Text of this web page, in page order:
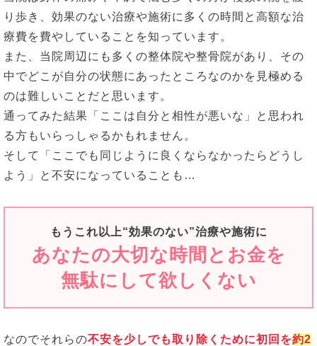
り歩き、効果のない治療や施術に多くの時間と高額な治
療費を費やしていることを知っています。
また、当院周辺にも多くの整体院や整骨院があり、その
中でどこが自分の状態にあったところなのかを見極める
のは難しいことだと思います。
通ってみた結果「ここは自分と相性が悪いな」と思われ
る方もいらっしゃるかもれません。
そして「ここでも同じように良くならなかったらどうし
よう」と不安になっていることも…
もうこれ以上“効果のない”治療や施術に
あなたの大切な時間とお金を
無駄にして欲しくない
なのでそれらの不安を少しでも取り除くために初回を約2